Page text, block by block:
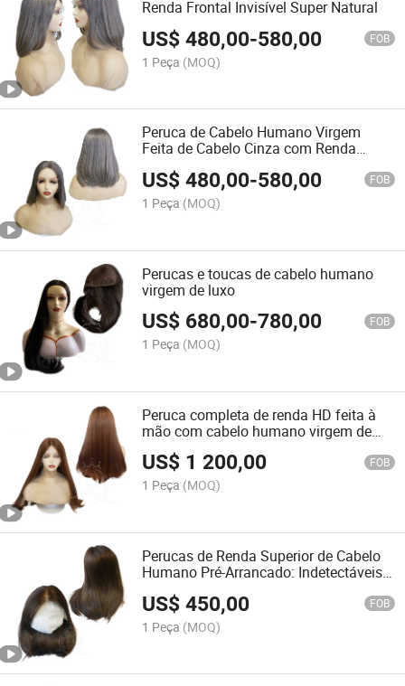
Renda Frontal Invisível Super Natural
US$480,00-580,00 FOB
1 Peça (MOQ)
Peruca de Cabelo Humano Virgem
Feita de Cabelo Cinza com Renda
Suíça HD na Frente para Mulheres
US$480,00-580,00 FOB
1 Peça (MOQ)
Perucas e toucas de cabelo humano
virgem de luxo
US$ 680,00-780,00 FOB
1 Peça (MOQ)
Peruca completa de renda HD feita à
mão com cabelo humano virgem de
tom vermelho
US$ 1 200,00 FOB
1 Peça (MOQ)
Perucas de Renda Superior de Cabelo
Humano Pré-Arrancado: Indetectáveis e
US$450,00 FOB
1 Peça (MOQ)